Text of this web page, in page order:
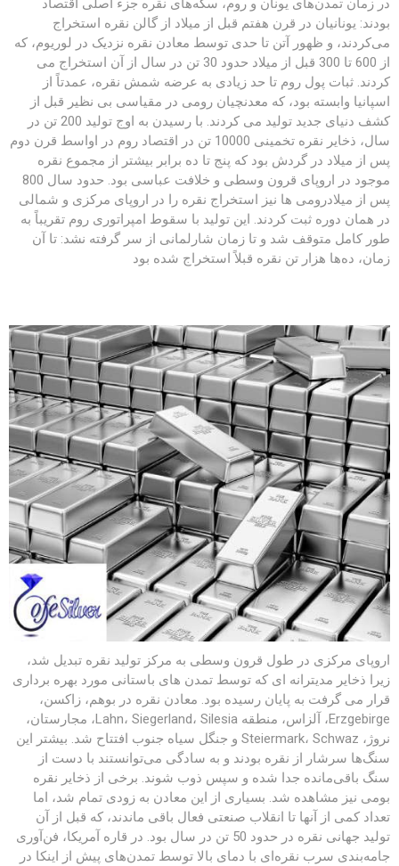
در زمان تمدن‌های یونان و روم، سکه‌های نقره جزء اصلی اقتصاد
بودند: یونانیان در قرن هفتم قبل از میلاد از گالن نقره استخراج
می‌کردند، و ظهور آتن تا حدی توسط معادن نقره نزدیک در لوریوم، که
از 600 تا 300 قبل از میلاد حدود 30 تن در سال از آن استخراج می
کردند. ثبات پول روم تا حد زیادی به عرضه شمش نقره، عمدتاً از
اسپانیا وابسته بود، که معدنچیان رومی در مقیاسی بی نظیر قبل از
کشف دنیای جدید تولید می کردند. با رسیدن به اوج تولید 200 تن در
سال، ذخایر نقره تخمینی 10000 تن در اقتصاد روم در اواسط قرن دوم
پس از میلاد در گردش بود که پنج تا ده برابر بیشتر از مجموع نقره
موجود در اروپای قرون وسطی و خلافت عباسی بود. حدود سال 800
پس از میلادرومی ها نیز استخراج نقره را در اروپای مرکزی و شمالی
در همان دوره ثبت کردند. این تولید با سقوط امپراتوری روم تقریباً به
طور کامل متوقف شد و تا زمان شارلمانی از سر گرفته نشد: تا آن
زمان، ده‌ها هزار تن نقره قبلاً استخراج شده بود
اروپای مرکزی در طول قرون وسطی به مرکز تولید نقره تبدیل شد،
زیرا ذخایر مدیترانه ای که توسط تمدن های باستانی مورد بهره برداری
قرار می گرفت به پایان رسیده بود. معادن نقره در بوهم، زاکسن،
Erzgebirge، آلزاس، منطقه Lahn، Siegerland، Silesia، مجارستان،
نروژ، Steiermark، Schwaz و جنگل سیاه جنوب افتتاح شد. بیشتر این
سنگ‌ها سرشار از نقره بودند و به سادگی می‌توانستند با دست از
سنگ باقی‌مانده جدا شده و سپس ذوب شوند. برخی از ذخایر نقره
بومی نیز مشاهده شد. بسیاری از این معادن به زودی تمام شد، اما
تعداد کمی از آنها تا انقلاب صنعتی فعال باقی ماندند، که قبل از آن
تولید جهانی نقره در حدود 50 تن در سال بود. در قاره آمریکا، فن‌آوری
جامه‌بندی سرب نقره‌ای با دمای بالا توسط تمدن‌های پیش از اینکا در